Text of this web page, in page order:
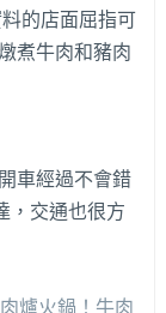
的店面屈指可
煮牛肉和豬肉
車經過不會錯
，交通也很方